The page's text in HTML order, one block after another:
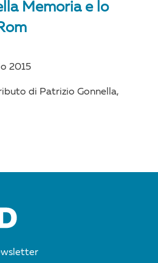
Memoria e lo
2015
di Patrizio Gonnella,